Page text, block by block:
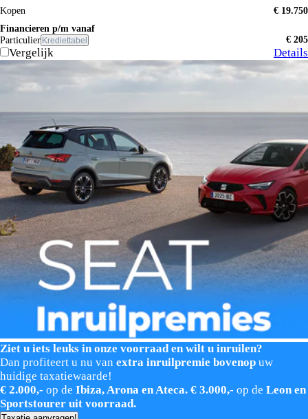
Kopen
€ 19.750
Financieren p/m vanaf
Particulier Krediettabel € 205
Vergelijk Details
Ziet u iets leuks in onze voorraad en wilt u inruilen?
Dan profiteert u nu van extra inruilpremie bovenop uw
huidige taxatiewaarde!
€ 2.000,- op de Ibiza, Arona en Ateca. € 3.000,- op de Leon en
Sportstourer uit voorraad.